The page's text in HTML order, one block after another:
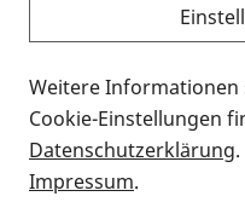
suchen und dieses
können? Schauen Sie
Thema Infomaterial
für blinde und
Auf dieser Seite finden
Weitere Informationen
Cookie-Einstellungen
Datenschutzerklärung
Impressum.